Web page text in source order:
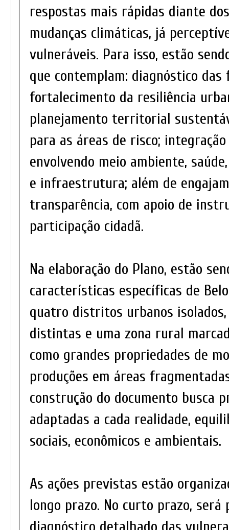
respostas mais rápidas diante
mudanças climáticas, já
vulneráveis. Para isso, estão
que contemplam: diagnóstico
fortalecimento da resiliência
planejamento territorial
para as áreas de risco;
envolvendo meio ambiente,
e infraestrutura; além de
transparência, com apoio de
participação cidadã.
Na elaboração do Plano, estão
características específicas de
quatro distritos urbanos
distintas e uma zona rural
como grandes propriedades de
produções em áreas
construção do documento busca
adaptadas a cada realidade,
sociais, econômicos e ambientais.
As ações previstas estão
longo prazo. No curto prazo, será